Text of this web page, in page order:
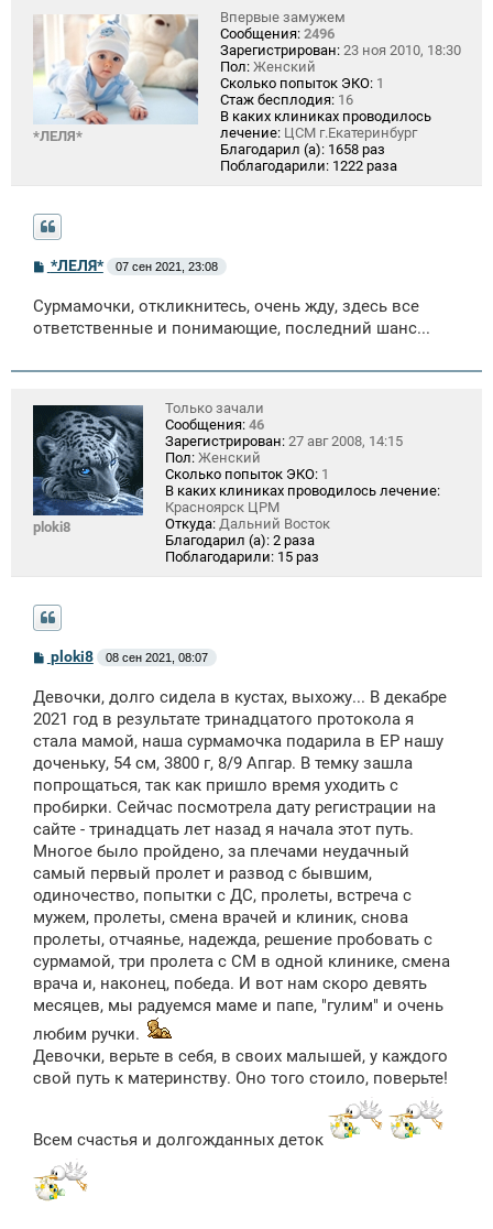
*ЛЕЛЯ*
Впервые замужем
Сообщения: 2496
Зарегистрирован: 23 ноя 2010, 18:30
Пол: Женский
Сколько попыток ЭКО: 1
Стаж бесплодия: 16
В каких клиниках проводилось
лечение: ЦСМ г.Екатеринбург
Благодарил (а): 1658 раз
Поблагодарили: 1222 раза
С
б
щ
и
*ЛЕЛЯ* 07 сен 2021, 23:08
Сурмамочки, откликнитесь, очень жду, здесь все
ответственные и понимающие, последний шанс...
ploki8
Только зачали
Сообщения: 46
Зарегистрирован: 27 авг 2008, 14:15
Пол: Женский
Сколько попыток ЭКО: 1
В каких клиниках проводилось лечение:
Красноярск ЦРМ
Откуда: Дальний Восток
Благодарил (а): 2 раза
Поблагодарили: 15 раз
С
о
б
щ
н
и
ploki8 08 сен 2021, 08:07
Девочки, долго сидела в кустах, выхожу... В декабре
2021 год в результате тринадцатого протокола я
стала мамой, наша сурмамочка подарила в ЕР нашу
доченьку, 54 см, 3800 г, 8/9 Апгар. В темку зашла
попрощаться, так как пришло время уходить с
пробирки. Сейчас посмотрела дату регистрации на
сайте - тринадцать лет назад я начала этот путь.
Многое было пройдено, за плечами неудачный
самый первый пролет и развод с бывшим,
одиночество, попытки с ДС, пролеты, встреча с
мужем, пролеты, смена врачей и клиник, снова
пролеты, отчаянье, надежда, решение пробовать с
сурмамой, три пролета с СМ в одной клинике, смена
врача и, наконец, победа. И вот нам скоро девять
месяцев, мы радуемся маме и папе, "гулим" и очень
любим ручки.
Девочки, верьте в себя, в своих малышей, у каждого
свой путь к материнству. Оно того стоило, поверьте!
Всем счастья и долгожданных деток